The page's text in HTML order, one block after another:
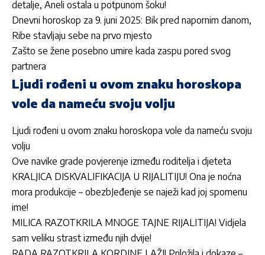
detalje, Aneli ostala u potpunom šoku!
Dnevni horoskop za 9. juni 2025: Bik pred napornim danom,
Ribe stavljaju sebe na prvo mjesto
Zašto se žene posebno umire kada zaspu pored svog
partnera
Ljudi rođeni u ovom znaku horoskopa
vole da nameću svoju volju
Ljudi rođeni u ovom znaku horoskopa vole da nameću svoju
volju
Ove navike grade povjerenje između roditelja i djeteta
KRALJICA DISKVALIFIKACIJA U RIJALITIJU! Ona je noćna
mora produkcije – obezbJeđenje se naježi kad joj spomenu
ime!
MILICA RAZOTKRILA MNOGE TAJNE RIJALITIJA! Vidjela
sam veliku strast između njih dvije!